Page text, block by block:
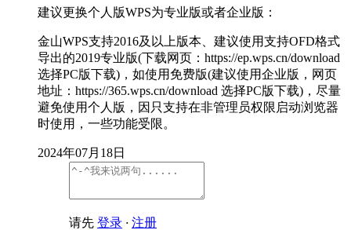
建议更换个人版WPS为专业版或者企业版：
金山WPS支持2016及以上版本、建议使用支持OFD格式
导出的2019专业版(下载网页：https://ep.wps.cn/download
选择PC版下载)，如使用免费版(建议使用企业版，网页
地址：https://365.wps.cn/download 选择PC版下载)，尽量
避免使用个人版，因只支持在非管理员权限启动浏览器
时使用，一些功能受限。
2024年07月18日
请先 登录 · 注册